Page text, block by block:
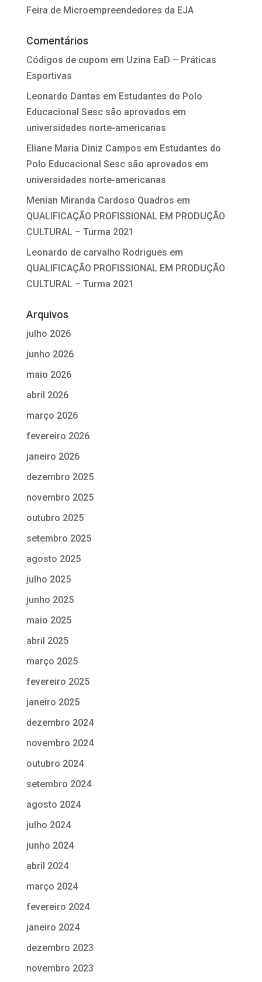
Feira de Microempreendedores da EJA
Comentários
Códigos de cupom em Uzina EaD – Práticas
Esportivas
Leonardo Dantas em Estudantes do Polo
Educacional Sesc são aprovados em
universidades norte-americanas
Eliane Maria Diniz Campos em Estudantes do
Polo Educacional Sesc são aprovados em
universidades norte-americanas
Menian Miranda Cardoso Quadros em
QUALIFICAÇÃO PROFISSIONAL EM PRODUÇÃO
CULTURAL – Turma 2021
Leonardo de carvalho Rodrigues em
QUALIFICAÇÃO PROFISSIONAL EM PRODUÇÃO
CULTURAL – Turma 2021
Arquivos
julho 2026
junho 2026
maio 2026
abril 2026
março 2026
fevereiro 2026
janeiro 2026
dezembro 2025
novembro 2025
outubro 2025
setembro 2025
agosto 2025
julho 2025
junho 2025
maio 2025
abril 2025
março 2025
fevereiro 2025
janeiro 2025
dezembro 2024
novembro 2024
outubro 2024
setembro 2024
agosto 2024
julho 2024
junho 2024
abril 2024
março 2024
fevereiro 2024
janeiro 2024
dezembro 2023
novembro 2023